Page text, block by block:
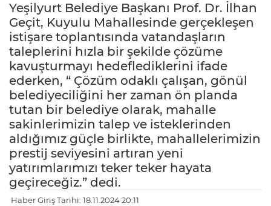
Yeşilyurt Belediye Başkanı Prof. Dr. İlhan
Geçit, Kuyulu Mahallesinde gerçekleşen
istişare toplantısında vatandaşların
taleplerini hızla bir şekilde çözüme
kavuşturmayı hedeflediklerini ifade
ederken, “ Çözüm odaklı çalışan, gönül
belediyeciliğini her zaman ön planda
tutan bir belediye olarak, mahalle
sakinlerimizin talep ve isteklerinden
aldığımız güçle birlikte, mahallelerimizin
prestij seviyesini artıran yeni
yatırımlarımızı teker teker hayata
geçireceğiz.” dedi.
Haber Giriş Tarihi: 18.11.2024 20:11